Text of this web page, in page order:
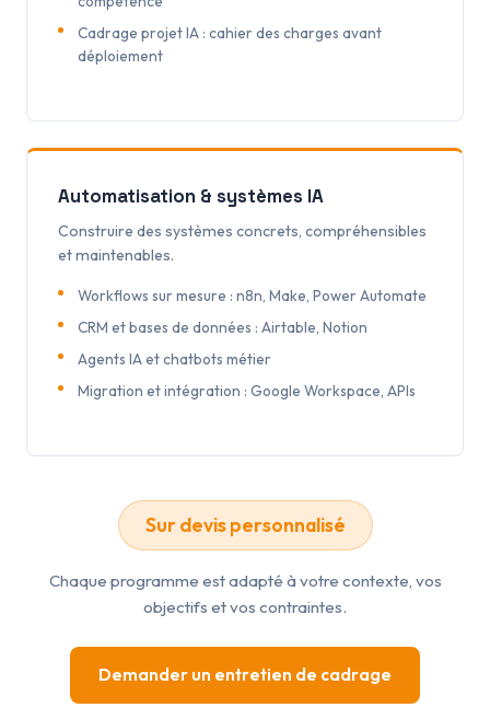
Cadrage projet IA : cahier des charges avant
déploiement
Automatisation & systèmes IA
Construire des systèmes concrets, compréhensibles
et maintenables.
Workflows sur mesure : n8n, Make, Power Automate
CRM et bases de données : Airtable, Notion
Agents IA et chatbots métier
Migration et intégration : Google Workspace, APIs
Sur devis personnalisé
Chaque programme est adapté à votre contexte, vos
objectifs et vos contraintes.
Demander un entretien de cadrage